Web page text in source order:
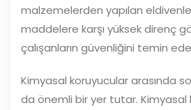
malzemelerden yapılan
maddelere karşı yüksek direnç
çalışanların güvenliğini temin
Kimyasal koruyucular arasında
da önemli bir yer tutar. Kimyasal